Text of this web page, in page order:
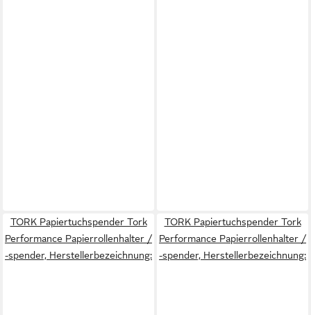
TORK Papiertuchspender Tork
Performance Papierrollenhalter /
-spender, Herstellerbezeichnung:
TORK Papiertuchspender Tork
Performance Papierrollenhalter /
-spender, Herstellerbezeichnung: